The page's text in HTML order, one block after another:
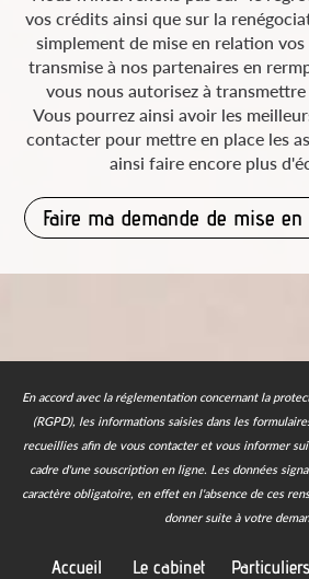
vos crédits ainsi que sur la
simplement de mise en relation
transmise à nos partenaires en
vous nous autorisez à
Vous pourrez ainsi avoir les
contacter pour mettre en place les
ainsi faire encore plus
Faire ma demande de mise
En accord avec la réglementation concernant la
(RGPD), les informations saisies dans les
recueillies afin de vous contacter et vous informer
cadre d'une souscription en ligne. Les données
caractère obligatoire, en effet en l'absence de ces
donner suite à votre
Accueil Le cabinet Particuliers